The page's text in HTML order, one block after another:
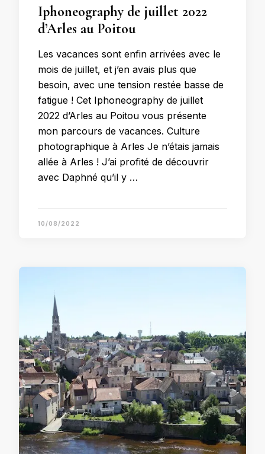
Iphoneography de juillet 2022
d’Arles au Poitou
Les vacances sont enfin arrivées avec le
mois de juillet, et j’en avais plus que
besoin, avec une tension restée basse de
fatigue ! Cet Iphoneography de juillet
2022 d’Arles au Poitou vous présente
mon parcours de vacances. Culture
photographique à Arles Je n’étais jamais
allée à Arles ! J’ai profité de découvrir
avec Daphné qu’il y …
10/08/2022